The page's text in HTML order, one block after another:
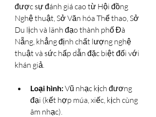
được sự đánh giá cao từ Hội đồng
Nghệ thuật, Sở Văn hóa Thể thao, Sở
Du lịch và lãnh đạo thành phố Đà
Nẵng, khẳng định chất lượng nghệ
thuật và sức hấp dẫn đặc biệt đối với
khán giả.
Loại hình: Vũ nhạc kịch đương
đại (kết hợp múa, xiếc, kịch cùng
âm nhạc).